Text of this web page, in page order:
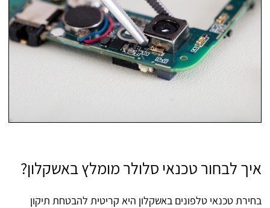
איך לבחור טכנאי סלולר מומלץ באשקלון?
בחירת טכנאי טלפונים באשקלון היא קריטית להבטחת תיקון